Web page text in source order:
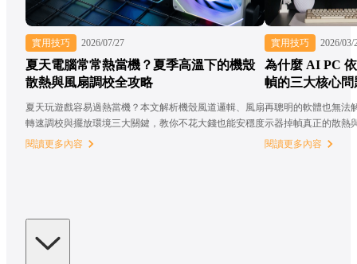
實用技巧 2026/07/27
夏天電腦常常熱當機？夏季高溫下的機殼
散熱與風扇調校全攻略
夏天玩遊戲容易過熱當機？本文解析機殼風道邏輯、風扇
轉速調校與擺放環境三大關鍵，教你不花大錢也能安穩度
過整個夏天！
閱讀更多內容
實用技巧 2026/03/
為什麼 AI PC
幀的三大核心問
再聰明的軟體也無法
示器掉幀真正的散熱
閱讀更多內容